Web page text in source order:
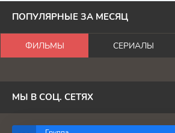
ПОПУЛЯРНЫЕ ЗА МЕСЯЦ
ФИЛЬМЫ СЕРИАЛЫ
МЫ В СОЦ. СЕТЯХ